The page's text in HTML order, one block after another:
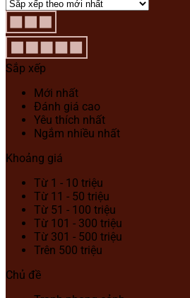
Sắp xếp
Mới nhất
Đánh giá cao
Yêu thích nhất
Ngắm nhiều nhất
Khoảng giá
Từ 1 - 10 triệu
Từ 11 - 50 triệu
Từ 51 - 100 triệu
Từ 101 - 300 triệu
Từ 301 - 500 triệu
Trên 500 triệu
Chủ đề